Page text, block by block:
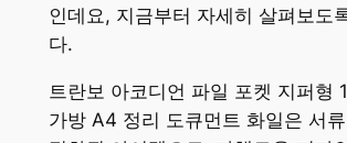
인데요, 지금부터 자세히 살펴보도
다.
트란보 아코디언 파일 포켓 지퍼형
가방 A4 정리 도큐먼트 화일은 서